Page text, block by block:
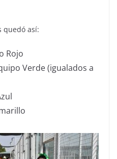
quedó así:
Rojo
Verde (igualados a